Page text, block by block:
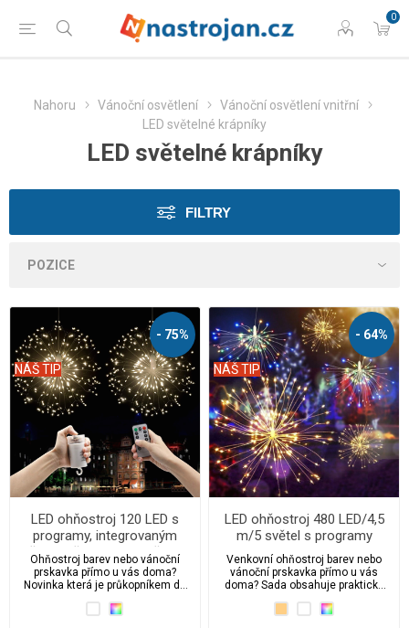
0
Nahoru Vánoční osvětlení
Vánoční osvětlení vnitřní
LED světelné krápníky
LED světelné krápníky
FILTRY
- 75%
NÁŠ TIP
LED ohňostroj 120 LED s
programy, integrovaným
časovačem a ovladačem
Ohňostroj barev nebo vánoční
prskavka přímo u vás doma?
Novinka která je průkopníkem do
- 64%
NÁŠ TIP
LED ohňostroj 480 LED/4,5
m/5 světel s programy
Venkovní ohňostroj barev nebo
vánoční prskavka přímo u vás
doma? Sada obsahuje praktické
(ohňostrojů). Jedná se o novinku